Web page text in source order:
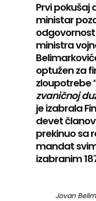
Prvi pokušaj
ministar
odgovornost
ministra
optužen za
zloupotrebe
zvaničnoj
je izabrala
devet
prekinuo sa
mandat
izabranim
Jovan